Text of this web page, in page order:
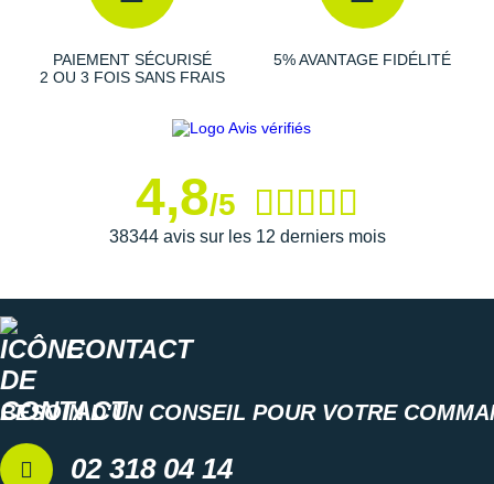
PAIEMENT SÉCURISÉ
2 OU 3 FOIS SANS FRAIS
5% AVANTAGE FIDÉLITÉ
4,8/5
38344 avis sur les 12 derniers mois
CONTACT
BESOIN D'UN CONSEIL POUR VOTRE
02 318 04 14